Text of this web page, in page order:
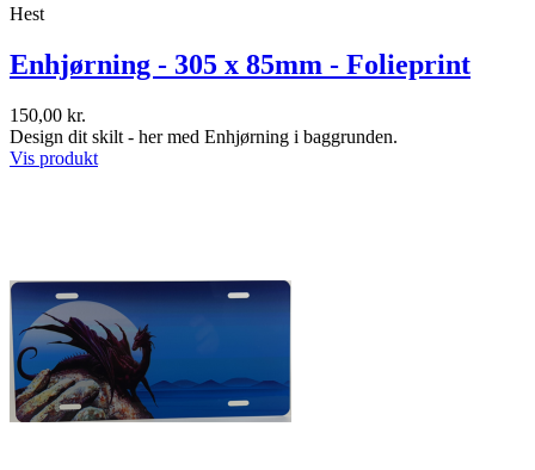
Hest
Enhjørning - 305 x 85mm - Folieprint
150,00 kr.
Design dit skilt - her med Enhjørning i baggrunden.
Vis produkt